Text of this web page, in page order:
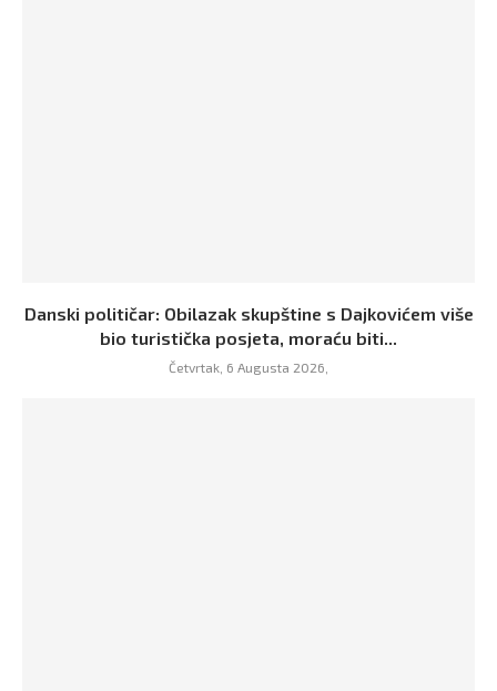
Danski političar: Obilazak skupštine s Dajkovićem više
bio turistička posjeta, moraću biti...
Četvrtak, 6 Augusta 2026,